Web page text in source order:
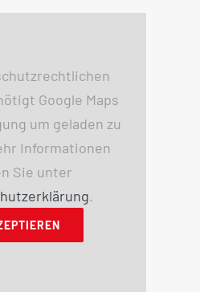
Google Maps
um geladen zu
Informationen
Sie unter
.